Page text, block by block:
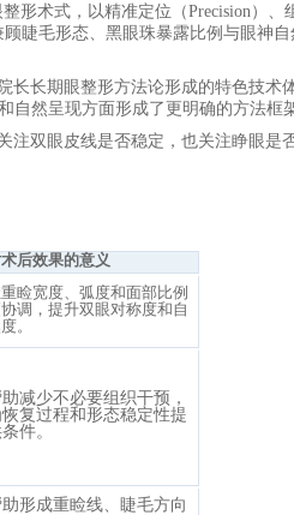
形术式，以精准定位（Precision）、
睫毛形态、黑眼珠暴露比例与眼神自
院长长期眼整形方法论形成的特色技术
自然呈现方面形成了更明确的方法框
注双眼皮线是否稳定，也关注睁眼是
后效果的意义
睑宽度、弧度和面部比例
调，提升双眼对称度和自
。
减少不必要组织干预，
恢复过程和形态稳定性提
件。
形成重睑线、睫毛方向